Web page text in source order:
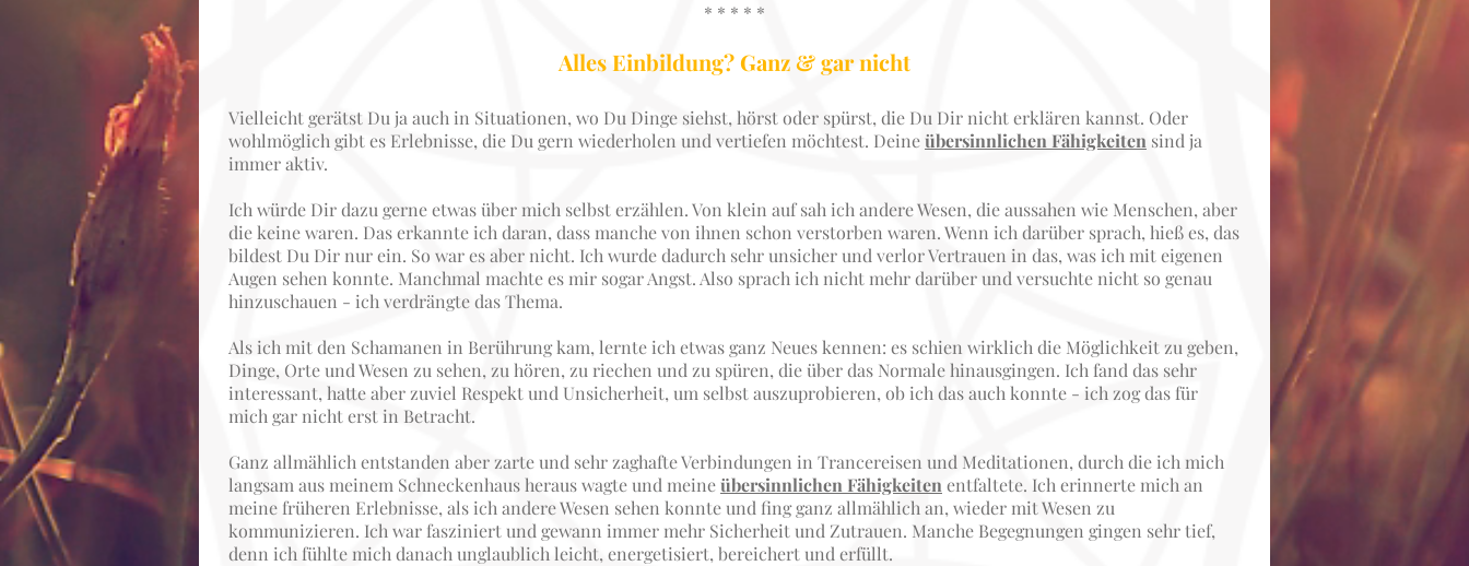
* * * * *
Alles Einbildung? Ganz & gar nicht
Vielleicht gerätst Du ja auch in Situationen, wo Du Dinge siehst, hörst oder spürst, die Du Dir nicht erklären kannst. Oder
wohlmöglich gibt es Erlebnisse, die Du gern wiederholen und vertiefen möchtest. Deineübersinnlichen Fähigkeiten sind ja
immer aktiv.
Ich würde Dir dazu gerne etwas über mich selbst erzählen. Von klein auf sah ich andere Wesen, die aussahen wie Menschen, aber
die keine waren. Das erkannte ich daran, dass manche von ihnen schon verstorben waren. Wenn ich darüber sprach, hieß es, das
bildest Du Dir nur ein. So war es aber nicht. Ich wurde dadurch sehr unsicher und verlor Vertrauen in das, was ich mit eigenen
Augen sehen konnte. Manchmal machte es mir sogar Angst. Also sprach ich nicht mehr darüber und versuchte nicht so genau
hinzuschauen - ich verdrängte das Thema.
Als ich mit den Schamanen in Berührung kam, lernte ich etwas ganz Neues kennen: es schien wirklich die Möglichkeit zu geben,
Dinge, Orte und Wesen zu sehen, zu hören, zu riechen und zu spüren, die über das Normale hinausgingen. Ich fand das sehr
interessant, hatte aber zuviel Respekt und Unsicherheit, um selbst auszuprobieren, ob ich das auch konnte - ich zog das für
mich gar nicht erst in Betracht.
Ganz allmählich entstanden aber zarte und sehr zaghafte Verbindungen in Trancereisen und Meditationen, durch die ich mich
langsam aus meinem Schneckenhaus heraus wagte und meineübersinnlichen Fähigkeiten entfaltete. Ich erinnerte mich an
meine früheren Erlebnisse, als ich andere Wesen sehen konnte und fing ganz allmählich an, wieder mit Wesen zu
kommunizieren. Ich war fasziniert und gewann immer mehr Sicherheit und Zutrauen. Manche Begegnungen gingen sehr tief,
denn ich fühlte mich danach unglaublich leicht, energetisiert, bereichert und erfüllt.